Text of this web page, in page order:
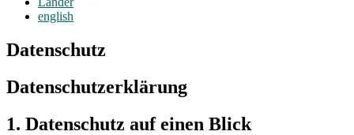
english
Datenschutz
Datenschutzerklärung
1. Datenschutz auf einen Blick